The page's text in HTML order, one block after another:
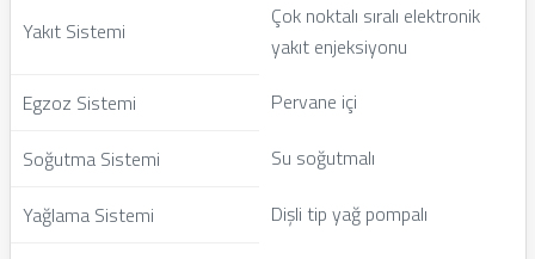
Yakıt Sistemi
Çok noktalı sıralı elektronik
yakıt enjeksiyonu
Egzoz Sistemi
Pervane içi
Soğutma Sistemi
Su soğutmalı
Yağlama Sistemi
Dişli tip yağ pompalı